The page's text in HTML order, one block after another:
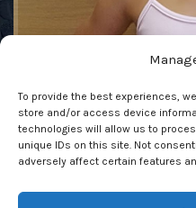
To provide the best experiences,
store and/or access device
technologies will allow us to
unique IDs on this site. Not
adversely affect certain features
Få vår
Var den första att se
exklusiva